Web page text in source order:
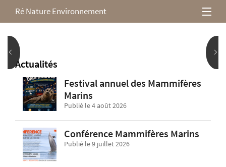
Ré Nature Environnement
Milieux rétais
Nos parutions
Actualités
Festival annuel des Mammifères
Marins
Publié le 4 août 2026
Conférence Mammifères Marins
Publié le 9 juillet 2026